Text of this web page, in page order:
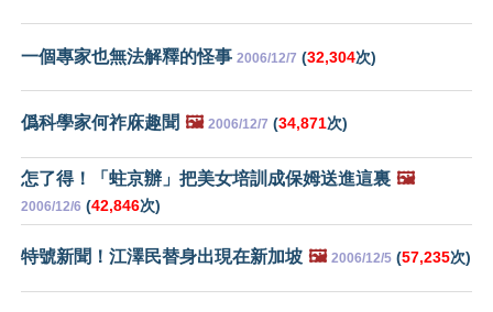
一個專家也無法解釋的怪事 2006/12/7 (32,304次)
僞科學家何祚庥趣聞 🖼️ 2006/12/7 (34,871次)
怎了得！「蛀京辦」把美女培訓成保姆送進這裏 🖼️
2006/12/6 (42,846次)
特號新聞！江澤民替身出現在新加坡 🖼️ 2006/12/5 (57,235次)